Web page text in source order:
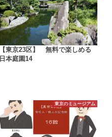
【東京23区】 無料で楽しめる
日本庭園14
東京のミュージアム